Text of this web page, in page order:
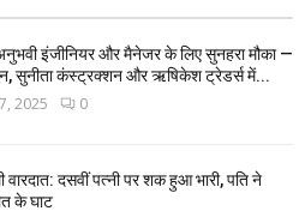
इंजीनियर और मैनेजर के लिए सुनहरा मौका —
सुनीता कंस्ट्रक्शन और ऋषिकेश ट्रेडर्स में...
2025 0
वारदात: दसवीं पत्नी पर शक हुआ भारी, पति ने
के घाट